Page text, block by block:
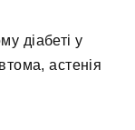
діабеті у
астенія